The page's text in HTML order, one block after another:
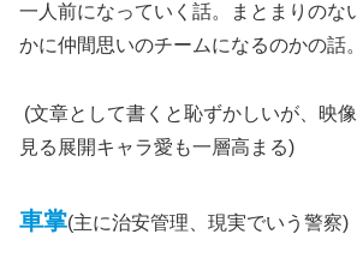
一人前になっていく話。まとまりのな
かに仲間思いのチームになるのかの話。
(文章として書くと恥ずかしいが、映
見る展開キャラ愛も一層高まる)
車掌(主に治安管理、現実でいう警察)